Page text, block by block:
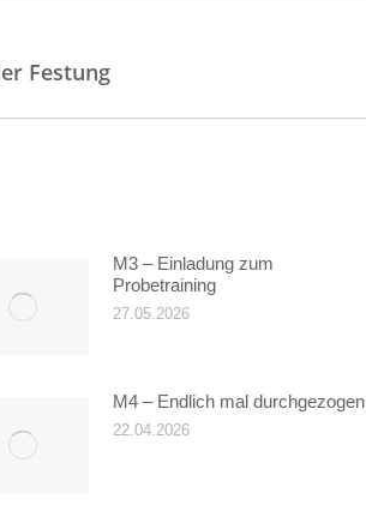
Festung
M3 – Einladung zum
Probetraining
27.05.2026
M4 – Endlich mal durchgezogen
22.04.2026